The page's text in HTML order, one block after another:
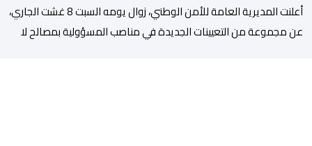
أعلنت المديرية العامة للأمن الوطني، زوال يومه السبت 8 غشت الجاري،
عن مجموعة من التعيينات الجديدة في مناصب المسؤولية بمصالح لا